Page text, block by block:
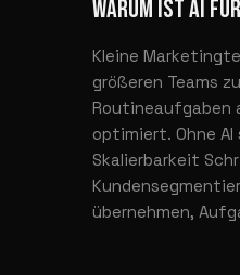
WARUM IST AI
Kleine
größeren Teams
Routineaufgaben
optimiert. Ohne
Skalierbarkeit
übernehmen,